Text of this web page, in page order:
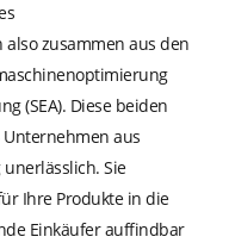
zusammen aus den
(SEA). Diese beiden
Unternehmen aus
Sie
Ihre Produkte in die
Einkäufer auffindbar